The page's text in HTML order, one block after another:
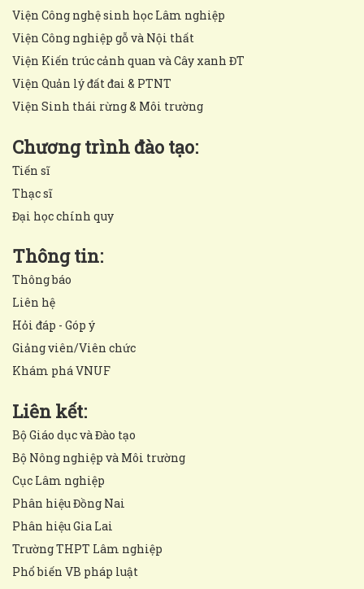
Viện Công nghệ sinh học Lâm nghiệp
Viện Công nghiệp gỗ và Nội thất
Viện Kiến trúc cảnh quan và Cây xanh ĐT
Viện Quản lý đất đai & PTNT
Viện Sinh thái rừng & Môi trường
Chương trình đào tạo:
Tiến sĩ
Thạc sĩ
Đại học chính quy
Thông tin:
Thông báo
Liên hệ
Hỏi đáp - Góp ý
Giảng viên/Viên chức
Khám phá VNUF
Liên kết:
Bộ Giáo dục và Đào tạo
Bộ Nông nghiệp và Môi trường
Cục Lâm nghiệp
Phân hiệu Đồng Nai
Phân hiệu Gia Lai
Trường THPT Lâm nghiệp
Phổ biến VB pháp luật